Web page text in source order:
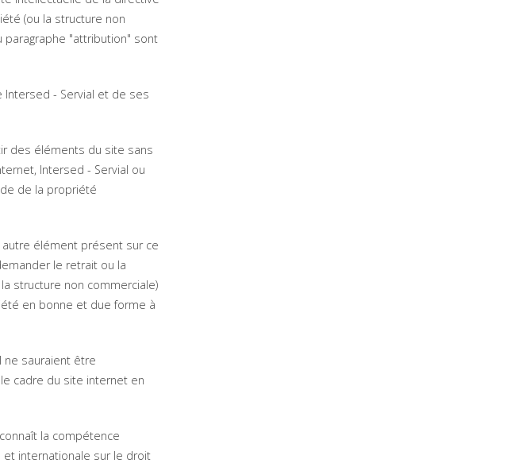
(ou la structure non
paragraphe "attribution" sont
- Servial et de ses
des éléments du site sans
Intersed - Servial ou
de la propriété
élément présent sur ce
le retrait ou la
structure non commerciale)
en bonne et due forme à
ne sauraient être
cadre du site internet en
la compétence
et internationale sur le droit